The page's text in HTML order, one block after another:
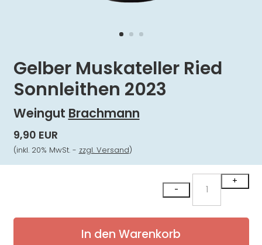
Gelber Muskateller Ried
Sonnleithen 2023
Weingut Brachmann
9,90 EUR
(inkl. 20% MwSt. - zzgl. Versand)
-
Muskateller
Ried
+
In den Warenkorb